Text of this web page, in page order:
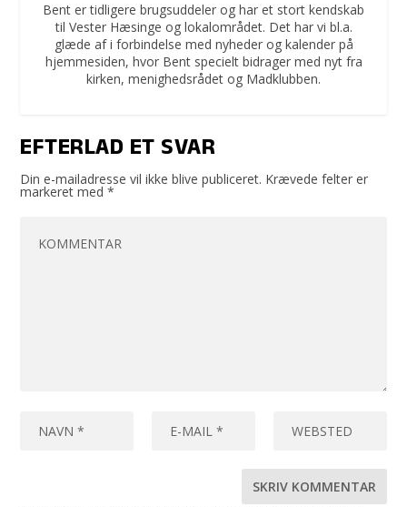
Bent er tidligere brugsuddeler og har et stort kendskab
til Vester Hæsinge og lokalområdet. Det har vi bl.a.
glæde af i forbindelse med nyheder og kalender på
hjemmesiden, hvor Bent specielt bidrager med nyt fra
kirken, menighedsrådet og Madklubben.
EFTERLAD ET SVAR
Din e-mailadresse vil ikke blive publiceret. Krævede felter er
markeret med*